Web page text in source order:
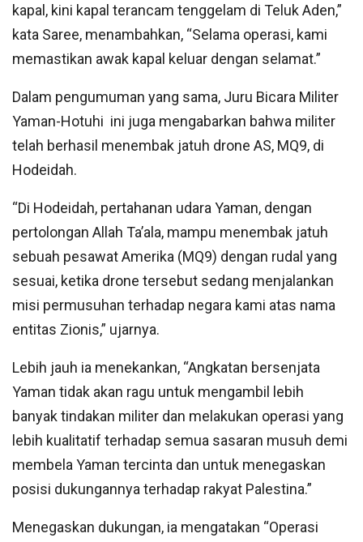
kapal, kini kapal terancam tenggelam di Teluk Aden,”
kata Saree, menambahkan, “Selama operasi, kami
memastikan awak kapal keluar dengan selamat.”
Dalam pengumuman yang sama, Juru Bicara Militer
Yaman-Hotuhi ini juga mengabarkan bahwa militer
telah berhasil menembak jatuh drone AS, MQ9, di
Hodeidah.
“Di Hodeidah, pertahanan udara Yaman, dengan
pertolongan Allah Ta’ala, mampu menembak jatuh
sebuah pesawat Amerika (MQ9) dengan rudal yang
sesuai, ketika drone tersebut sedang menjalankan
misi permusuhan terhadap negara kami atas nama
entitas Zionis,” ujarnya.
Lebih jauh ia menekankan, “Angkatan bersenjata
Yaman tidak akan ragu untuk mengambil lebih
banyak tindakan militer dan melakukan operasi yang
lebih kualitatif terhadap semua sasaran musuh demi
membela Yaman tercinta dan untuk menegaskan
posisi dukungannya terhadap rakyat Palestina.”
Menegaskan dukungan, ia mengatakan “Operasi